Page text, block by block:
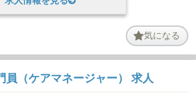
気になる
員（ケアマネージャー） 求人